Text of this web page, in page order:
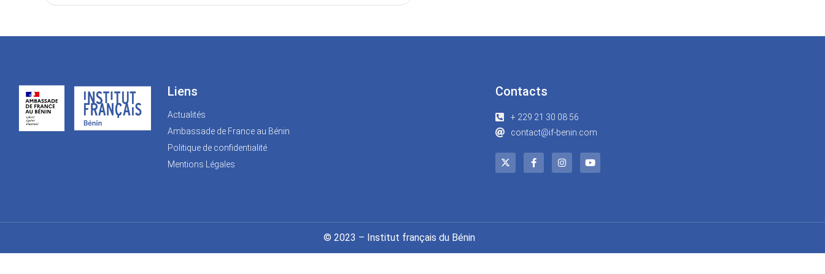
Liens
Actualités
Ambassade de France au Bénin
Politique de confidentialité
Mentions Légales
Contacts
+ 229 21 30 08 56
contact@if-benin.com
© 2023 – Institut français du Bénin